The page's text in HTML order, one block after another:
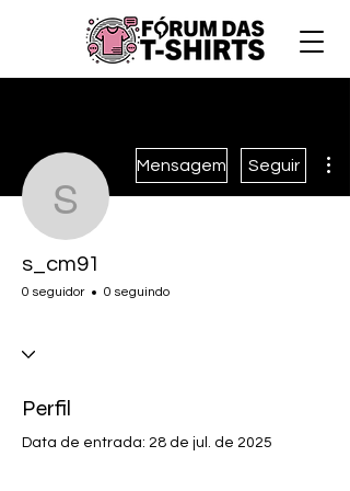
s_cm91
Mensagem Seguir
s_cm91
0 seguidor 0 seguindo
Perfil
Data de entrada: 28 de jul. de 2025